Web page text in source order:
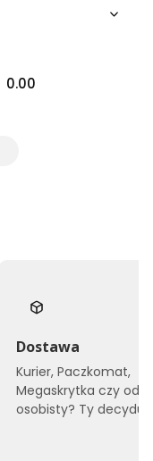
0.00
Dostawa
Kurier, Paczkomat,
Megaskrytka czy
osobisty? Ty